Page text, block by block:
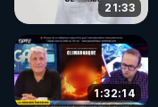
21:33
1:32:14